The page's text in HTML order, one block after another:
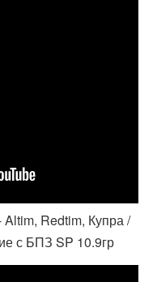
Redtim, Купра /
с БПЗ SP 10.9гр